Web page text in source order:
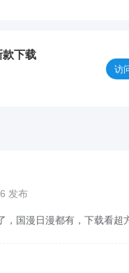
款下载
访
发布
，国漫日漫都有，下载看超